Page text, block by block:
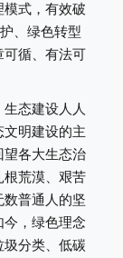
式，有效破
、绿色转型
可循、有法可
态建设人人
明建设的主
望各大生态治
根荒漠、艰苦
普通人的坚
，绿色理念
分类、低碳